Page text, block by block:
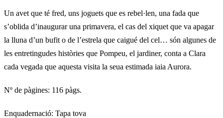
Un avet que té fred, uns joguets que es rebel·len, una fada que
s’oblida d’inaugurar una primavera, el cas del xiquet que va apagar
la lluna d’un bufit o de l’estrela que caigué del cel… són algunes de
les entretingudes històries que Pompeu, el jardiner, conta a Clara
cada vegada que aquesta visita la seua estimada iaia Aurora.
Nº de pàgines: 116 pàgs.
Enquadernació: Tapa tova